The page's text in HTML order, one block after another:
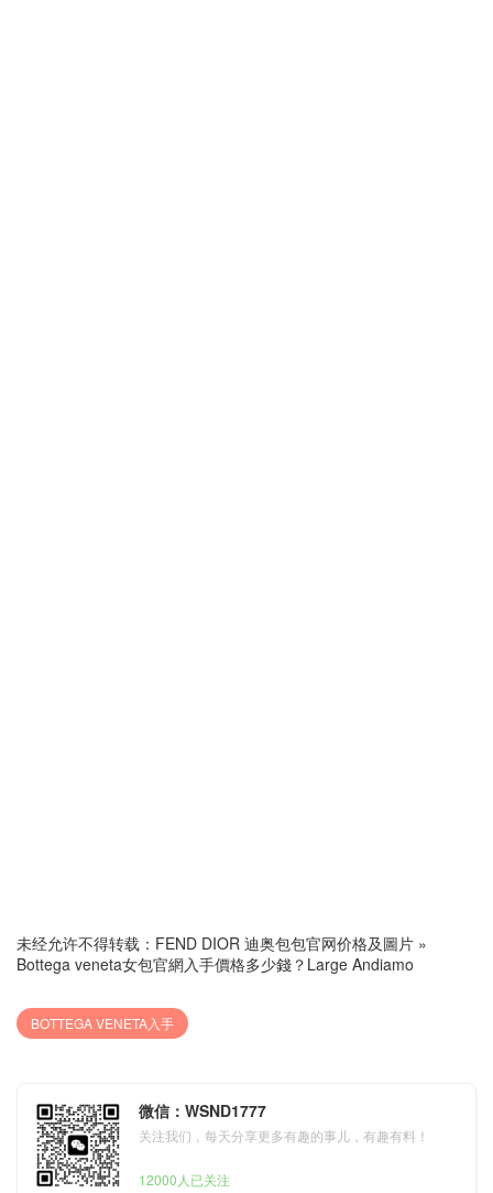
未经允许不得转载： FEND DIOR 迪奥包包官网价格及圖片 »
Bottega veneta女包官網入手價格多少錢？Large Andiamo
BOTTEGA VENETA入手
微信：WSND1777
关注我们，每天分享更多有趣的事儿，有趣有料！
12000人已关注